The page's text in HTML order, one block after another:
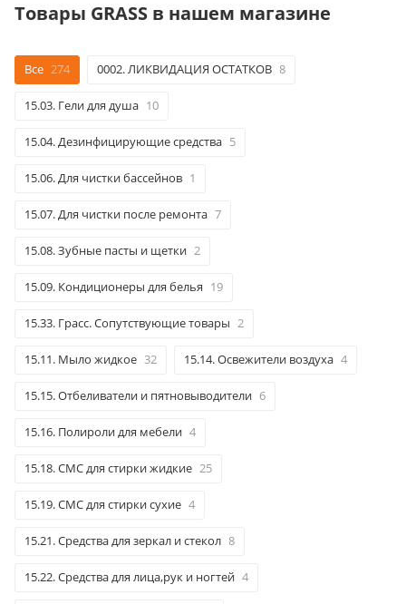
Товары GRASS в нашем магазине
Все 274 0002. ЛИКВИДАЦИЯ ОСТАТКОВ 8
15.03. Гели для душа 10
15.04. Дезинфицирующие средства 5
15.06. Для чистки бассейнов 1
15.07. Для чистки после ремонта 7
15.08. Зубные пасты и щетки 2
15.09. Кондиционеры для белья 19
15.33. Грасс. Сопутствующие товары 2
15.11. Мыло жидкое 32 15.14. Освежители воздуха 4
15.15. Отбеливатели и пятновыводители 6
15.16. Полироли для мебели 4
15.18. СМС для стирки жидкие 25
15.19. СМС для стирки сухие 4
15.21. Средства для зеркал и стекол 8
15.22. Средства для лица,рук и ногтей 4